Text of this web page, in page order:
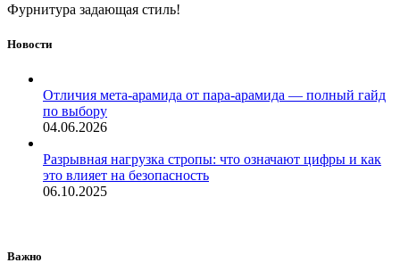
Фурнитура задающая стиль!
Новости
Отличия мета-арамида от пара-арамида — полный гайд
по выбору
04.06.2026
Разрывная нагрузка стропы: что означают цифры и как
это влияет на безопасность
06.10.2025
Важно